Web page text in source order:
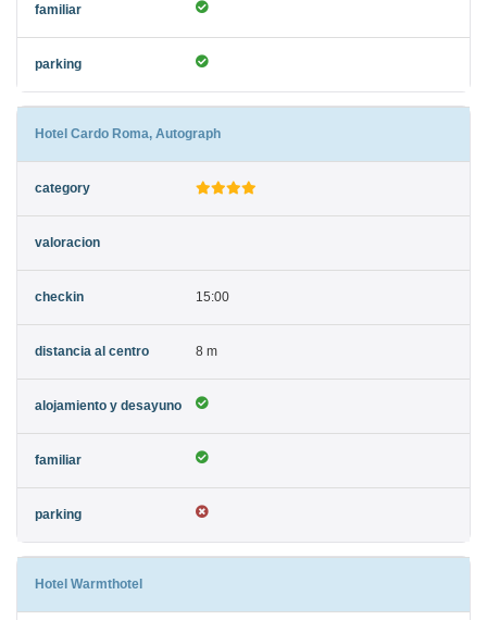
Hotel Cardo Roma, Autograph
15:00
8 m
Hotel Warmthotel